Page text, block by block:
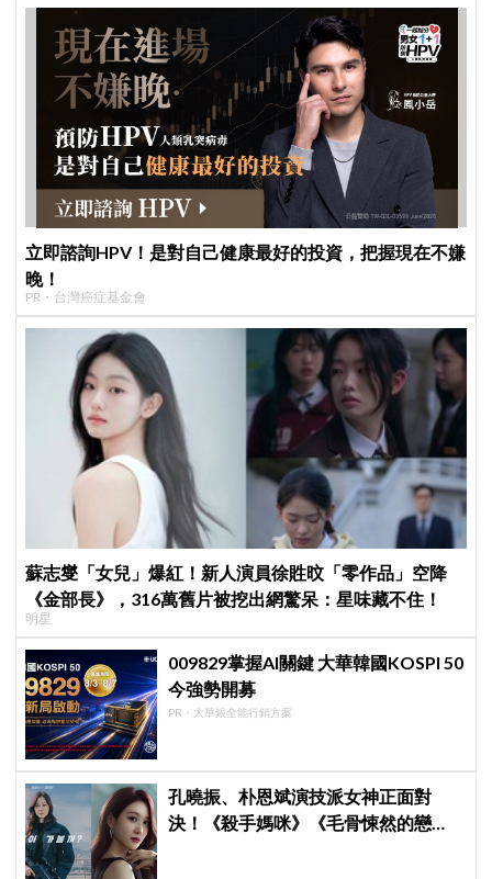
立即諮詢HPV！是對自己健康最好的投資，把握現在不嫌
晚！
PR・台灣癌症基金會
蘇志燮「女兒」爆紅！新人演員徐貹旼「零作品」空降
《金部長》，316萬舊片被挖出網驚呆：星味藏不住！
明星
009829掌握AI關鍵 大華韓國KOSPI 50
今強勢開募
PR・大華銀全能行銷方案
孔曉振、朴恩斌演技派女神正面對
決！《殺手媽咪》《毛骨悚然的戀